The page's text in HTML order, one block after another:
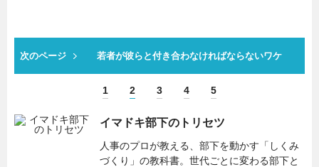
次のページ 若者が彼らと付き合わなければならないワケ
1 2 3 4 5
イマドキ部下のトリセツ
人事のプロが教える、部下を動かす「しくみ
づくり」の教科書。世代ごとに変わる部下と